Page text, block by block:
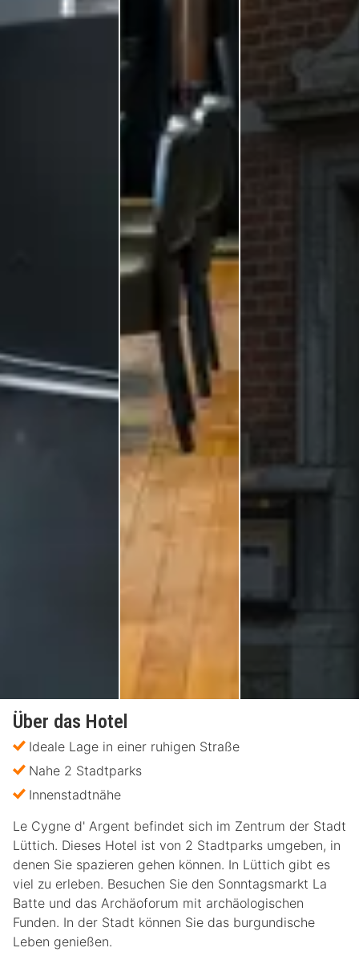
Über das Hotel
Ideale Lage in einer ruhigen Straße
Nahe 2 Stadtparks
Innenstadtnähe
Le Cygne d' Argent befindet sich im Zentrum der Stadt
Lüttich. Dieses Hotel ist von 2 Stadtparks umgeben, in
denen Sie spazieren gehen können. In Lüttich gibt es
viel zu erleben. Besuchen Sie den Sonntagsmarkt La
Batte und das Archäoforum mit archäologischen
Funden. In der Stadt können Sie das burgundische
Leben genießen.